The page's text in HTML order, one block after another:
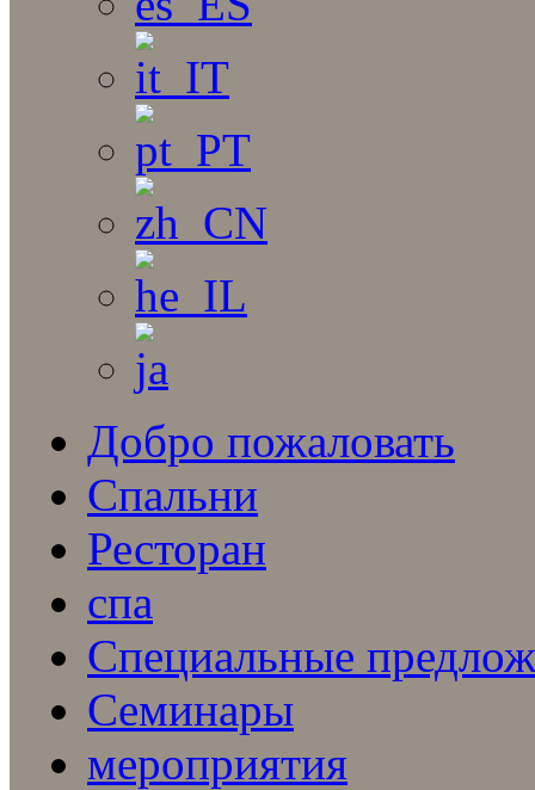
Добро пожаловать
Спальни
Ресторан
спа
Специальные
Семинары
мероприятия